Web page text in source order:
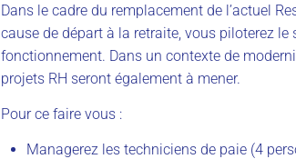
Dans le cadre du remplacement de l’actuel
cause de départ à la retraite, vous piloterez le
fonctionnement. Dans un contexte de
projets RH seront également à mener.
Pour ce faire vous :
Managerez les techniciens de paie (4